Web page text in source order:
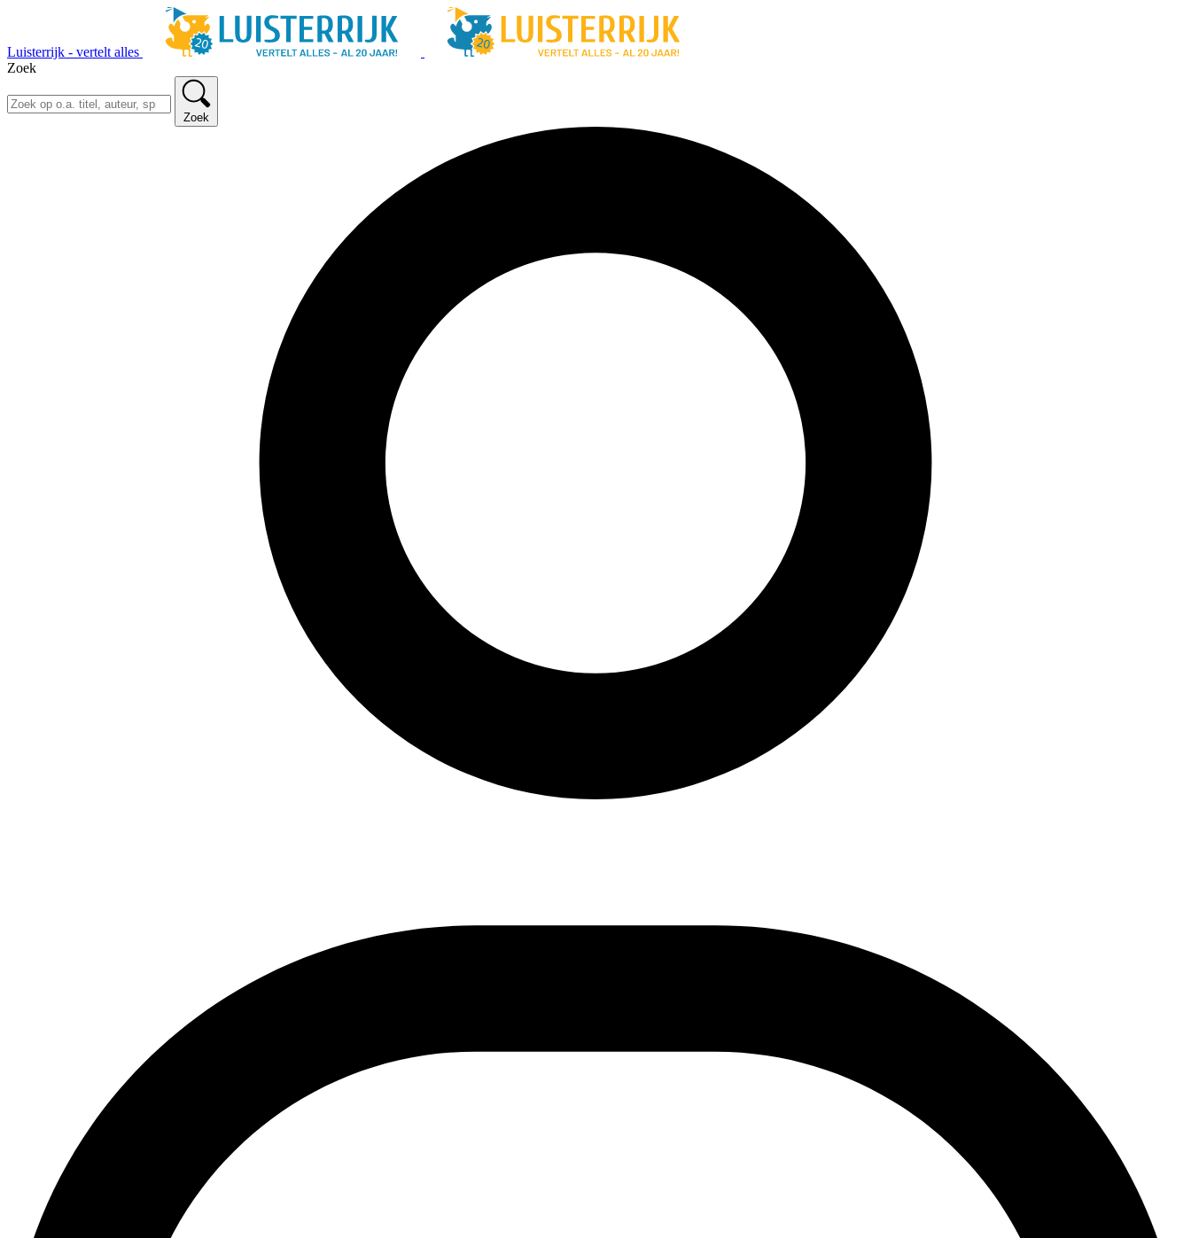
Luisterrijk - vertelt alles
Zoek
Zoek